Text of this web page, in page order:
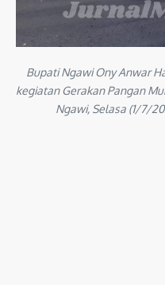
Bupati Ngawi Ony Anwar
kegiatan Gerakan Pangan
Ngawi, Selasa (1/7/